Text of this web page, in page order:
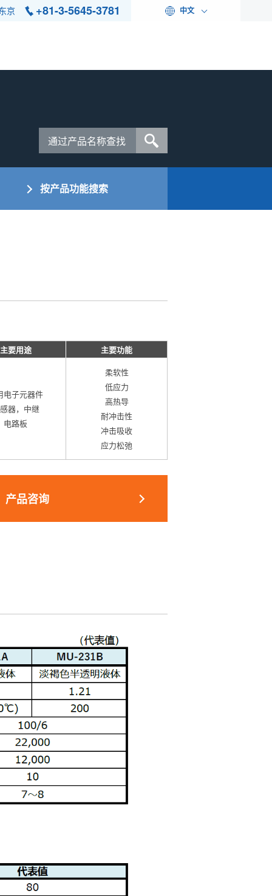
京 +81-3-5645-3781 中文
按产品功能搜索
主要用途 主要功能
电子元器件
器，中继
电路板
柔软性
低应力
高热导
耐冲击性
冲击吸收
应力松弛
产品咨询